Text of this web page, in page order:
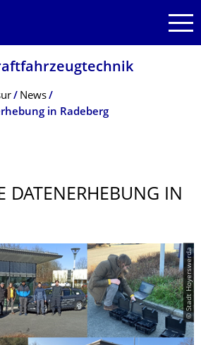
News
in Radeberg
DATENERHEBUNG IN
© Stadt Hoyerswerda